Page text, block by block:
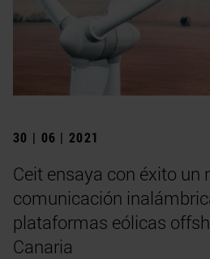
30 | 06 | 2021
Ceit ensaya con éxito un
comunicación
plataformas eólicas
Canaria